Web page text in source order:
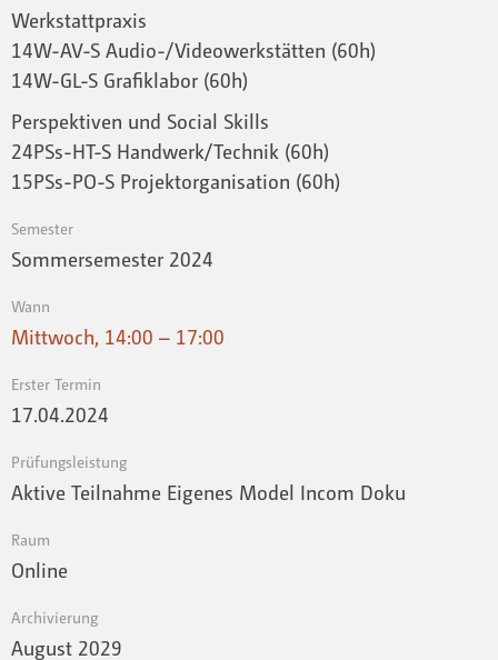
Werkstattpraxis
14W-AV-S Audio-/Videowerkstätten (60h)
14W-GL-S Grafiklabor (60h)
Perspektiven und Social Skills
24PSs-HT-S Handwerk/Technik (60h)
15PSs-PO-S Projektorganisation (60h)
Semester
Sommersemester 2024
Wann
Mittwoch, 14:00 – 17:00
Erster Termin
17.04.2024
Prüfungsleistung
Aktive Teilnahme Eigenes Model Incom Doku
Raum
Online
Archivierung
August 2029